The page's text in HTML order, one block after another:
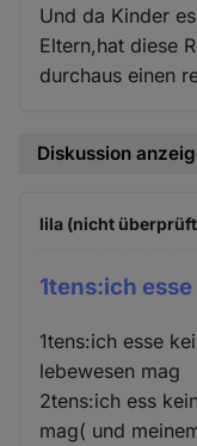
Und da Kinder
Eltern,hat diese
durchaus einen
Diskussion
lila (nicht
1tens:ich
1tens:ich esse
lebewesen mag
2tens:ich ess
mag( und